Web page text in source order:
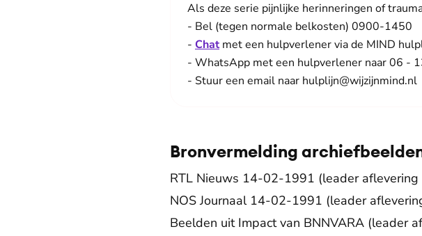
Als deze serie pijnlijke herinneringen of
- Bel (tegen normale belkosten) 0900-1450
- Chat met een hulpverlener via de MIND
- WhatsApp met een hulpverlener naar 06 -
- Stuur een email naar hulplijn@wijzijnmind.nl
Bronvermelding
RTL Nieuws 14-02-1991 (leader aflevering
NOS Journaal 14-02-1991 (leader
Beelden uit Impact van BNNVARA (leader